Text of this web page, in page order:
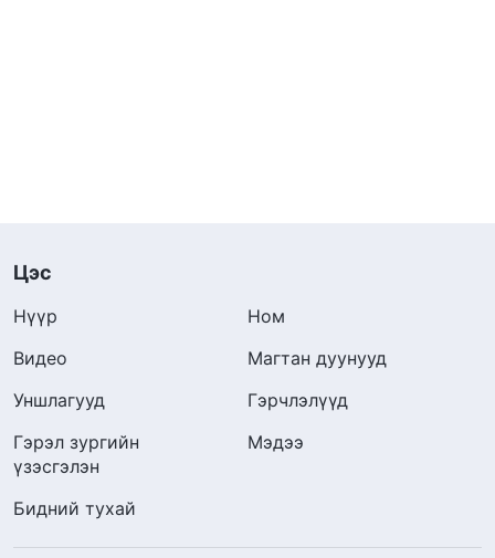
Цэс
Нүүр
Ном
Видео
Магтан дуунууд
Уншлагууд
Гэрчлэлүүд
Гэрэл зургийн
үзэсгэлэн
Мэдээ
Бидний тухай